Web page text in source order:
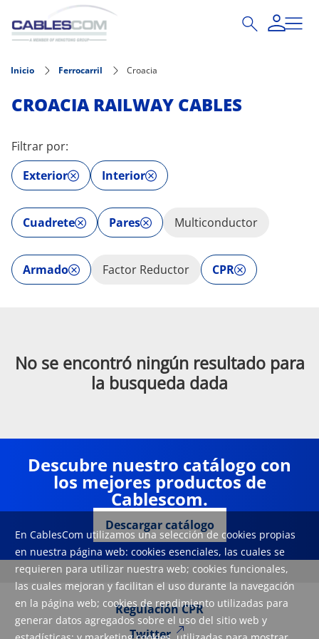
Pasar al contenido principal
En CablesCom utilizamos una selección de cookies propias
en nuestra página web: cookies esenciales, las cuales se
requieren para utilizar nuestra web; cookies funcionales,
las cuales mejoran y facilitan el uso durante la navegación
en la página web; cookies de rendimiento utilizadas para
generar datos agregados sobre el uso del sitio web y
Inicio Ferrocarril Croacia
CROACIA RAILWAY CABLES
Filtrar por:
Exterior
Interior
Cuadrete Pares Multiconductor
Armado Factor Reductor CPR
No se encontró ningún resultado para
la busqueda dada
Descubre nuestro catálogo con
los mejores productos de
Cablescom.
Descargar catálogo
Regulación CPR
Twitter